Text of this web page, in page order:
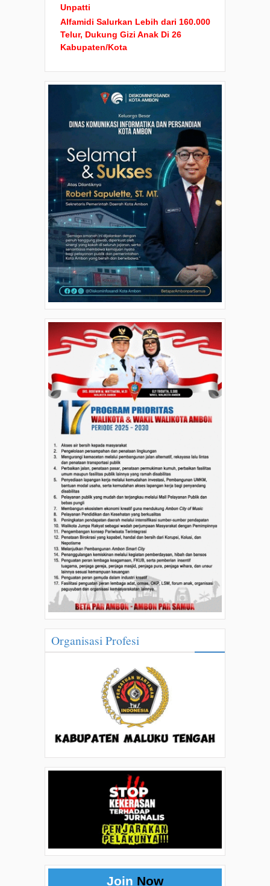
Unpatti
Alfamidi Salurkan Lebih dari 160.000
Telur, Dukung Gizi Anak Di 26
Kabupaten/Kota
Organisasi Profesi
Join Now